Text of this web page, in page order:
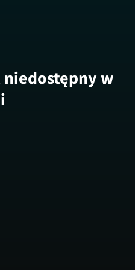
niedostępny w